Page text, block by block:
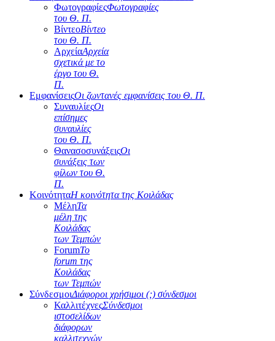
ΦωτογραφίεςΦωτογραφίες
του Θ. Π.
ΒίντεοΒίντεο
του Θ. Π.
ΑρχείαΑρχεία
σχετικά με το
έργο του Θ.
Π.
ΕμφανίσειςΟι ζωντανές εμφανίσεις του Θ. Π.
ΣυναυλίεςΟι
επίσημες
συναυλίες
του Θ. Π.
ΘανασοσυνάξειςΟι
συνάξεις των
φίλων του Θ.
Π.
ΚοινότηταΗ κοινότητα της Κοιλάδας
ΜέληΤα
μέλη της
Κοιλάδας
των Τεμπών
ForumΤο
forum της
Κοιλάδας
των Τεμπών
ΣύνδεσμοιΔιάφοροι χρήσιμοι (;) σύνδεσμοι
ΚαλλιτέχνεςΣύνδεσμοι
ιστοσελίδων
διάφορων
καλλιτεχνών